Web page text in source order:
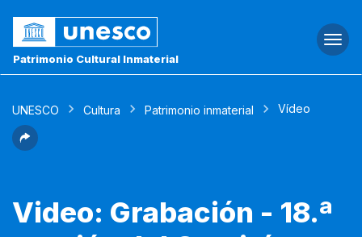
Patrimonio Cultural Inmaterial
UNESCO Cultura Patrimonio inmaterial Vídeo
Video: Grabación - 18.ª